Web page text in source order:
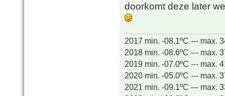
doorkomt deze later
2017 min. -08.1ºC --- max.
2018 min. -08.6ºC --- max.
2019 min. -07.0ºC --- max.
2020 min. -05.0ºC --- max.
2021 min. -09.1ºC --- max.